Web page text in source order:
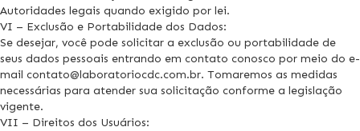
Autoridades legais quando exigido por lei.
VI – Exclusão e Portabilidade dos Dados:
Se desejar, você pode solicitar a exclusão ou portabilidade de
seus dados pessoais entrando em contato conosco por meio do e-
mail contato@laboratoriocdc.com.br. Tomaremos as medidas
necessárias para atender sua solicitação conforme a legislação
vigente.
VII – Direitos dos Usuários: